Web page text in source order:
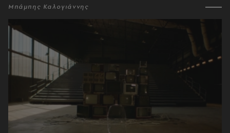
Μπάμπης Καλογιάννης